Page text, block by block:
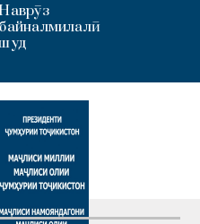
байналмилалӣ